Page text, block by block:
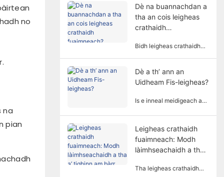
no
na
pian
corporra. Tha an fheum air
uidheamachd eacarsaich
airson leigheas corporra a’
fhactaran agus tomhasan.
Dè na buannachdan a
tha an cois leigheas
crathaidh
Bidh leigheas crathaidh
sònraichte agus
amplitudes gus bodhaig
ann an dòigh neo-
air a chleachdadh gu
farsaing ann an grunn
raointean ath-
Dè a th’ ann an
Uidheam Fis-leigheas?
Is e inneal meidigeach a
coileanadh
làimhseachadh
stèidhichte air
prionnsapalan corporra.
euslaintich le faochadh a
Leigheas crathaidh
fuaimneach: Modh
làimhseachaidh a tha
Tha leigheas crathaidh